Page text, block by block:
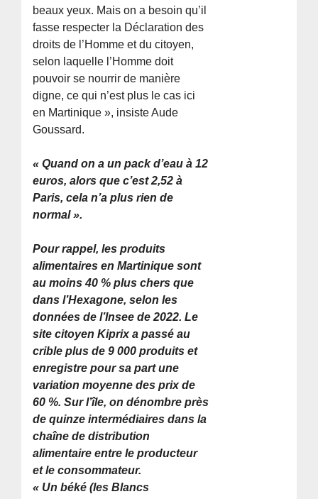
beaux yeux. Mais on a besoin qu’il
fasse respecter la Déclaration des
droits de l’Homme et du citoyen,
selon laquelle l’Homme doit
pouvoir se nourrir de manière
digne, ce qui n’est plus le cas ici
en Martinique », insiste Aude
Goussard.
« Quand on a un pack d’eau à 12
euros, alors que c’est 2,52 à
Paris, cela n’a plus rien de
normal ».
Pour rappel, les produits
alimentaires en Martinique sont
au moins 40 % plus chers que
dans l’Hexagone, selon les
données de l’Insee de 2022. Le
site citoyen Kiprix a passé au
crible plus de 9 000 produits et
enregistre pour sa part une
variation moyenne des prix de
60 %. Sur l’île, on dénombre près
de quinze intermédiaires dans la
chaîne de distribution
alimentaire entre le producteur
et le consommateur.
« Un béké (les Blancs